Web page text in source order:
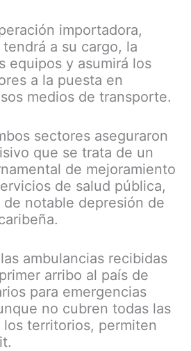
importadora,
a su cargo, la
equipos y asumirá los
a la puesta en
medios de transporte.
sectores aseguraron
que se trata de un
de mejoramiento
de salud pública,
notable depresión de
ambulancias recibidas
arribo al país de
para emergencias
no cubren todas las
territorios, permiten